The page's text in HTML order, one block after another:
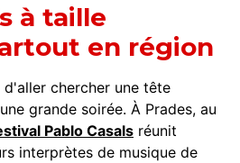
à taille
en région
chercher une tête
grande soirée. À Prades, au
Pablo Casals réunit
interprètes de musique de